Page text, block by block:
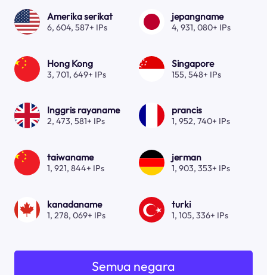
Amerika serikat
6, 604, 587+ IPs
jepangname
4, 931, 080+ IPs
Hong Kong
3, 701, 649+ IPs
Singapore
155, 548+ IPs
Inggris rayaname
2, 473, 581+ IPs
prancis
1, 952, 740+ IPs
taiwaname
1, 921, 844+ IPs
jerman
1, 903, 353+ IPs
kanadaname
1, 278, 069+ IPs
turki
1, 105, 336+ IPs
Semua negara